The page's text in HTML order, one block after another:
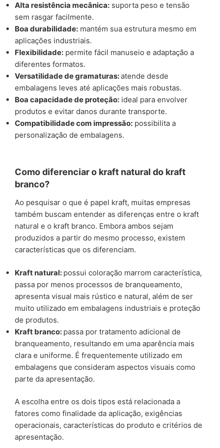
Alta resistência mecânica: suporta peso e tensão
sem rasgar facilmente.
Boa durabilidade: mantém sua estrutura mesmo em
aplicações industriais.
Flexibilidade: permite fácil manuseio e adaptação a
diferentes formatos.
Versatilidade de gramaturas:atende desde
embalagens leves até aplicações mais robustas.
Boa capacidade de proteção: ideal para envolver
produtos e evitar danos durante transporte.
Compatibilidade com impressão: possibilita a
personalização de embalagens.
Como diferenciar o kraft natural do kraft
branco?
Ao pesquisar o que é papel kraft, muitas empresas
também buscam entender as diferenças entre o kraft
natural e o kraft branco. Embora ambos sejam
produzidos a partir do mesmo processo, existem
características que os diferenciam.
Kraft natural: possui coloração marrom característica,
passa por menos processos de branqueamento,
apresenta visual mais rústico e natural, além de ser
muito utilizado em embalagens industriais e proteção
de produtos.
Kraft branco: passa por tratamento adicional de
branqueamento, resultando em uma aparência mais
clara e uniforme. É frequentemente utilizado em
embalagens que consideram aspectos visuais como
parte da apresentação.
A escolha entre os dois tipos está relacionada a
fatores como finalidade da aplicação, exigências
operacionais, características do produto e critérios de
apresentação.